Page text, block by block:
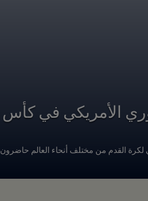
الأمريكي في كأس
الأمريكي لكرة القدم من مختلف أنحاء العالم حاضرون